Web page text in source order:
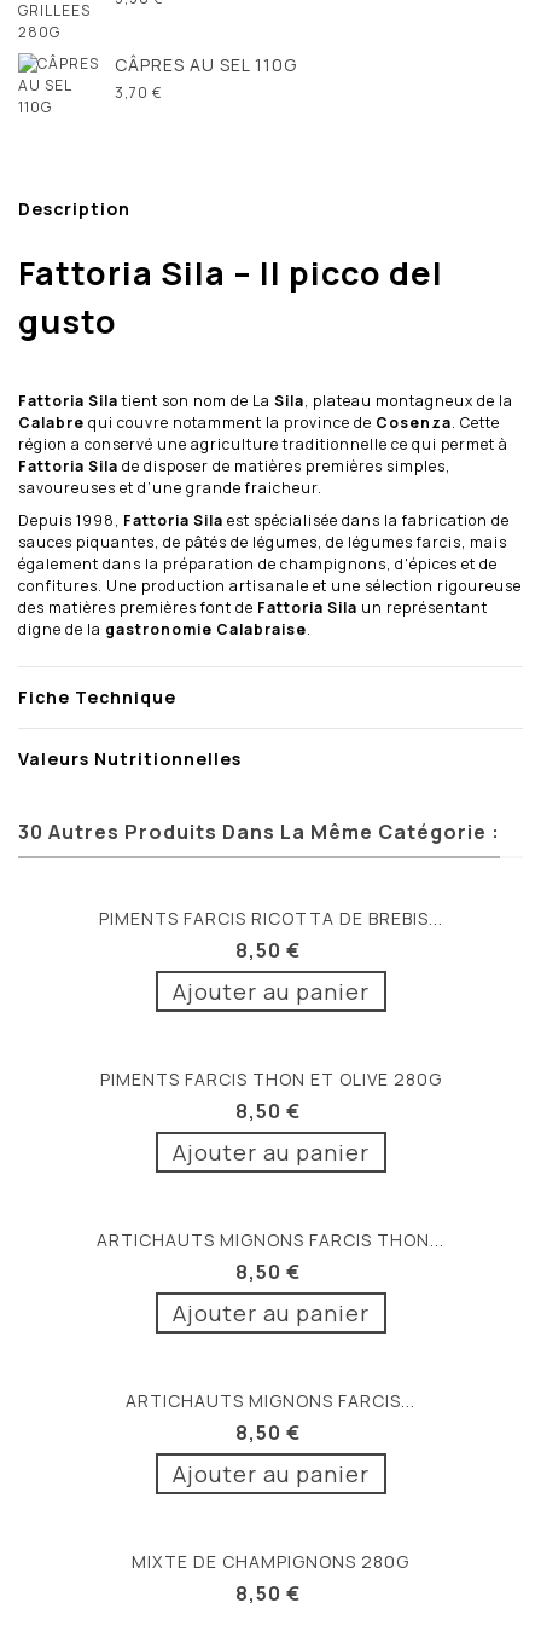
CÂPRES AU SEL 110G
3,70 €
Description
Fattoria Sila – Il picco del
gusto
Fattoria Silatient son nom de La Sila, plateau montagneux de la
Calabre qui couvre notamment la province de Cosenza. Cette
région a conservé une agriculture traditionnelle ce qui permet à
Fattoria Sila de disposer de matières premières simples,
savoureuses et d’une grande fraicheur.
Depuis 1998, Fattoria Sila est spécialisée dans la fabrication de
sauces piquantes, de pâtés de légumes, de légumes farcis, mais
également dans la préparation de champignons, d'épices et de
confitures. Une production artisanale et une sélection rigoureuse
des matières premières font de Fattoria Sila un représentant
digne de la gastronomie Calabraise.
Fiche Technique
Valeurs Nutritionnelles
30 Autres Produits Dans La Même Catégorie :
PIMENTS FARCIS RICOTTA DE BREBIS...
8,50 €
Ajouter au panier
PIMENTS FARCIS THON ET OLIVE 280G
8,50 €
Ajouter au panier
ARTICHAUTS MIGNONS FARCIS THON...
8,50 €
Ajouter au panier
ARTICHAUTS MIGNONS FARCIS...
8,50 €
Ajouter au panier
MIXTE DE CHAMPIGNONS 280G
8,50 €